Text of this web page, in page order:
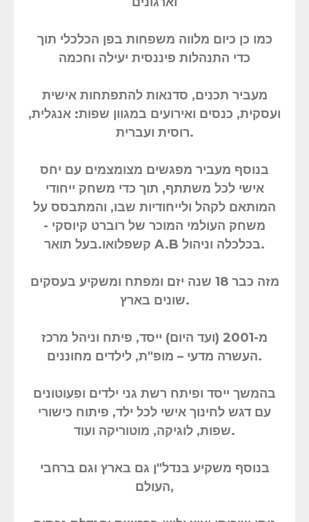
כמו כן כיום מלווה משפחות בפן הכלכלי תוך
כדי התנהלות פיננסית יעילה וחכמה
מעביר תכנים, סדנאות להתפתחות אישית
ועסקית, כנסים ואירועים במגוון שפות: אנגלית,
רוסית ועברית.
בנוסף מעביר מפגשים מצומצמים עם יחס
אישי לכל משתתף, תוך כדי משחק ייחודי
המותאם לקהל ולייחודיות שבו, והמתבסס על
משחק העולמי המוכר של רוברט קיוסקי -
קשפלואו.בעל תואר A.B בכלכלה וניהול.
מזה כבר 18 שנה יזם ומפתח ומשקיע בעסקים
שונים בארץ.
מ-2001 (ועד היום) ייסד, פיתח וניהל מרכז
העשרה מדעי – מופ"ת, לילדים מחוננים.
בהמשך ייסד ופיתח רשת גני ילדים ופעוטונים
עם דגש לחינוך אישי לכל ילד, פיתוח כישורי
שפות, לוגיקה, מוטוריקה ועוד.
בנוסף משקיע בנדל"ן גם בארץ וגם ברחבי
העולם,